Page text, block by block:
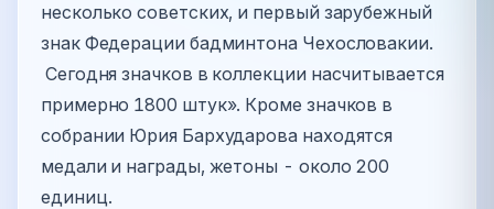
несколько советских, и первый зарубежный
знак Федерации бадминтона Чехословакии.
Сегодня значков в коллекции насчитывается
примерно 1800 штук». Кроме значков в
собрании Юрия Бархударова находятся
медали и награды, жетоны - около 200
единиц.